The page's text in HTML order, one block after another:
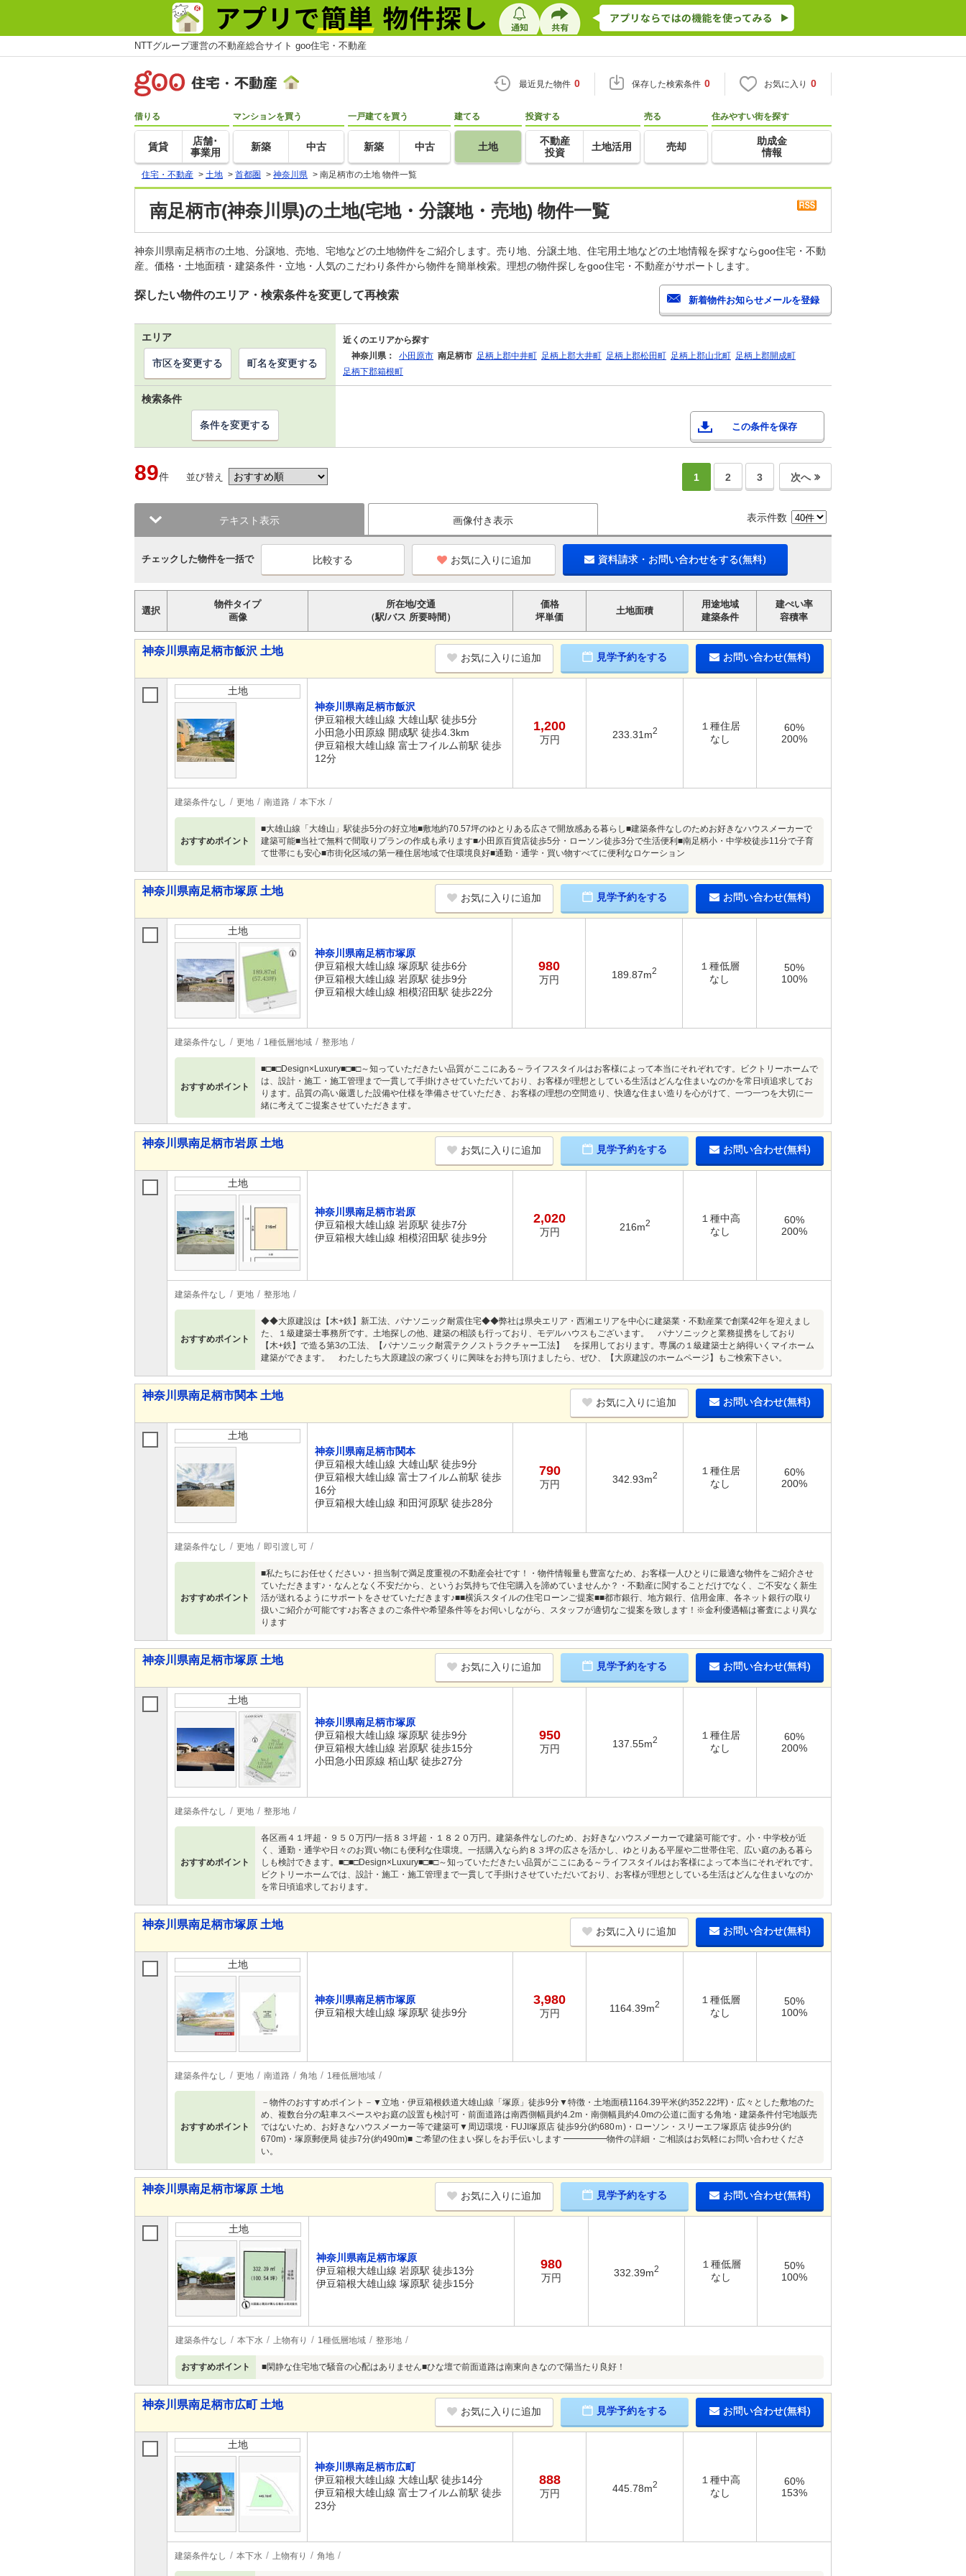
NTTグループ運営の不動産総合サイト goo住宅・不動産
最近見た物件 0 保存した検索条件 0 お気に入り 0
借りる
賃貸
店舗･
事業用
マンションを買う
新築 中古
一戸建てを買う
新築 中古
建てる
土地
投資する
不動産
投資
土地活用
売る
売却
住みやすい街を探す
助成金
情報
住宅・不動産 > 土地 > 首都圏 > 神奈川県 > 南足柄市の土地 物件一覧
南足柄市(神奈川県)の土地(宅地・分譲地・売地) 物件一覧
神奈川県南足柄市の土地、分譲地、売地、宅地などの土地物件をご紹介します。売り地、分譲土地、住宅用土地などの土地情報を探すならgoo住宅・不動
産。価格・土地面積・建築条件・立地・人気のこだわり条件から物件を簡単検索。理想の物件探しをgoo住宅・不動産がサポートします。
探したい物件のエリア・検索条件を変更して再検索
エリア
近くのエリアから探す
神奈川県：
小田原市 南足柄市 足柄上郡中井町 足柄上郡大井町 足柄上郡松田町 足柄上郡山北町 足柄上郡開成町
足柄下郡箱根町
市区を変更する 町名を変更する
検索条件
この条件を保存
条件を変更する
89件 並び替え 1 2 3 次へ
テキスト表示 画像付き表示 表示件数
チェックした物件を一括で お気に入りに追加 資料請求・お問い合わせをする(無料)
選択
物件タイプ
画像
所在地/交通
（駅/バス 所要時間）
価格
坪単価
土地面積
用途地域
建築条件
建ぺい率
容積率
神奈川県南足柄市飯沢 土地
お気に入りに追加 見学予約をする お問い合わせ(無料)
土地
神奈川県南足柄市飯沢
伊豆箱根大雄山線 大雄山駅 徒歩5分
小田急小田原線 開成駅 徒歩4.3km
伊豆箱根大雄山線 富士フイルム前駅 徒歩
12分
1,200
万円 233.31m2
１種住居
なし
60%
200%
建築条件なし 更地 南道路 本下水
おすすめポイント
■大雄山線「大雄山」駅徒歩5分の好立地■敷地約70.57坪のゆとりある広さで開放感ある暮らし■建築条件なしのためお好きなハウスメーカーで
建築可能■当社で無料で間取りプランの作成も承ります■小田原百貨店徒歩5分・ローソン徒歩3分で生活便利■南足柄小・中学校徒歩11分で子育
て世帯にも安心■市街化区域の第一種住居地域で住環境良好■通勤・通学・買い物すべてに便利なロケーション
神奈川県南足柄市塚原 土地
お気に入りに追加 見学予約をする お問い合わせ(無料)
土地
神奈川県南足柄市塚原
伊豆箱根大雄山線 塚原駅 徒歩6分
伊豆箱根大雄山線 岩原駅 徒歩9分
伊豆箱根大雄山線 相模沼田駅 徒歩22分
980
万円 189.87m2
１種低層
なし
50%
100%
建築条件なし 更地 1種低層地域 整形地
おすすめポイント
■□■□Design×Luxury■□■□～知っていただきたい品質がここにある～ライフスタイルはお客様によって本当にそれぞれです。ビクトリーホームで
は、設計・施工・施工管理まで一貫して手掛けさせていただいており、お客様が理想としている生活はどんな住まいなのかを常日頃追求してお
ります。品質の高い厳選した設備や仕様を準備させていただき、お客様の理想の空間造り、快適な住まい造りを心がけて、一つ一つを大切に一
緒に考えてご提案させていただきます。
神奈川県南足柄市岩原 土地
お気に入りに追加 見学予約をする お問い合わせ(無料)
土地
神奈川県南足柄市岩原
伊豆箱根大雄山線 岩原駅 徒歩7分
伊豆箱根大雄山線 相模沼田駅 徒歩9分
2,020
万円 216m2
１種中高
なし
60%
200%
建築条件なし 更地 整形地
おすすめポイント
◆◆大原建設は【木+鉄】新工法、パナソニック耐震住宅◆◆弊社は県央エリア・西湘エリアを中心に建築業・不動産業で創業42年を迎えまし
た、１級建築士事務所です。土地探しの他、建築の相談も行っており、モデルハウスもございます。 パナソニックと業務提携をしており
【木+鉄】で造る第3の工法、【パナソニック耐震テクノストラクチャー工法】 を採用しております。専属の１級建築士と納得いくマイホーム
建築ができます。 わたしたち大原建設の家づくりに興味をお持ち頂けましたら、ぜひ、【大原建設のホームページ】もご検索下さい。
神奈川県南足柄市関本 土地
お気に入りに追加 お問い合わせ(無料)
土地
神奈川県南足柄市関本
伊豆箱根大雄山線 大雄山駅 徒歩9分
伊豆箱根大雄山線 富士フイルム前駅 徒歩
16分
伊豆箱根大雄山線 和田河原駅 徒歩28分
790
万円 342.93m2
１種住居
なし
60%
200%
建築条件なし 更地 即引渡し可
おすすめポイント
■私たちにお任せください♪・担当制で満足度重視の不動産会社です！・物件情報量も豊富なため、お客様一人ひとりに最適な物件をご紹介させ
ていただきます♪・なんとなく不安だから、というお気持ちで住宅購入を諦めていませんか？・不動産に関することだけでなく、ご不安なく新生
活が送れるようにサポートをさせていただきます♪■■横浜スタイルの住宅ローンご提案■■都市銀行、地方銀行、信用金庫、各ネット銀行の取り
扱いご紹介が可能です♪お客さまのご条件や希望条件等をお伺いしながら、スタッフが適切なご提案を致します！※金利優遇幅は審査により異な
ります
神奈川県南足柄市塚原 土地
お気に入りに追加 見学予約をする お問い合わせ(無料)
土地
神奈川県南足柄市塚原
伊豆箱根大雄山線 塚原駅 徒歩9分
伊豆箱根大雄山線 岩原駅 徒歩15分
小田急小田原線 栢山駅 徒歩27分
950
万円 137.55m2
１種住居
なし
60%
200%
建築条件なし 更地 整形地
おすすめポイント
各区画４１坪超・９５０万円/一括８３坪超・１８２０万円。建築条件なしのため、お好きなハウスメーカーで建築可能です。小・中学校が近
く、通勤・通学や日々のお買い物にも便利な住環境。一括購入なら約８３坪の広さを活かし、ゆとりある平屋や二世帯住宅、広い庭のある暮ら
しも検討できます。■□■□Design×Luxury■□■□～知っていただきたい品質がここにある～ライフスタイルはお客様によって本当にそれぞれです。
ビクトリーホームでは、設計・施工・施工管理まで一貫して手掛けさせていただいており、お客様が理想としている生活はどんな住まいなのか
を常日頃追求しております。
神奈川県南足柄市塚原 土地
お気に入りに追加 お問い合わせ(無料)
土地
神奈川県南足柄市塚原
伊豆箱根大雄山線 塚原駅 徒歩9分
3,980
万円 1164.39m2
１種低層
なし
50%
100%
建築条件なし 更地 南道路 角地 1種低層地域
おすすめポイント
－物件のおすすめポイント－▼立地・伊豆箱根鉄道大雄山線「塚原」徒歩9分▼特徴・土地面積1164.39平米(約352.22坪)・広々とした敷地のた
め、複数台分の駐車スペースやお庭の設置も検討可・前面道路は南西側幅員約4.2m・南側幅員約4.0mの公道に面する角地・建築条件付宅地販売
ではないため、お好きなハウスメーカー等で建築可▼周辺環境・FUJI塚原店 徒歩9分(約680ｍ)・ローソン・スリーエフ塚原店 徒歩9分(約
670m)・塚原郵便局 徒歩7分(約490m)■ ご希望の住まい探しをお手伝いします ━━━━━物件の詳細・ご相談はお気軽にお問い合わせくださ
い。
神奈川県南足柄市塚原 土地
お気に入りに追加 見学予約をする お問い合わせ(無料)
土地
神奈川県南足柄市塚原
伊豆箱根大雄山線 岩原駅 徒歩13分
伊豆箱根大雄山線 塚原駅 徒歩15分
980
万円 332.39m2
１種低層
なし
50%
100%
建築条件なし 本下水 上物有り 1種低層地域 整形地
おすすめポイント ■閑静な住宅地で騒音の心配はありません■ひな壇で前面道路は南東向きなので陽当たり良好！
神奈川県南足柄市広町 土地
お気に入りに追加 見学予約をする お問い合わせ(無料)
土地
神奈川県南足柄市広町
伊豆箱根大雄山線 大雄山駅 徒歩14分
伊豆箱根大雄山線 富士フイルム前駅 徒歩
23分
888
万円 445.78m2
１種中高
なし
60%
153%
建築条件なし 本下水 上物有り 角地